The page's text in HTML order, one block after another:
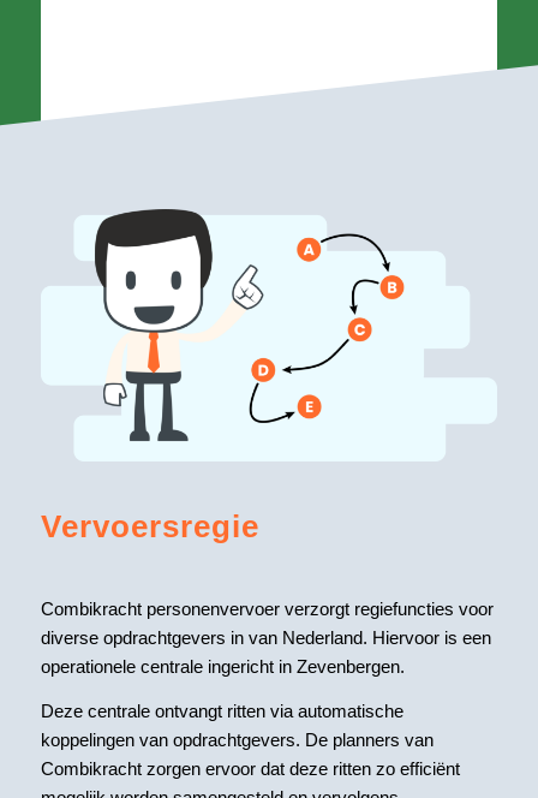
Vervoersregie
Combikracht personenvervoer verzorgt regiefuncties voor
diverse opdrachtgevers in van Nederland. Hiervoor is een
operationele centrale ingericht in Zevenbergen.
Deze centrale ontvangt ritten via automatische
koppelingen van opdrachtgevers. De planners van
Combikracht zorgen ervoor dat deze ritten zo efficiënt